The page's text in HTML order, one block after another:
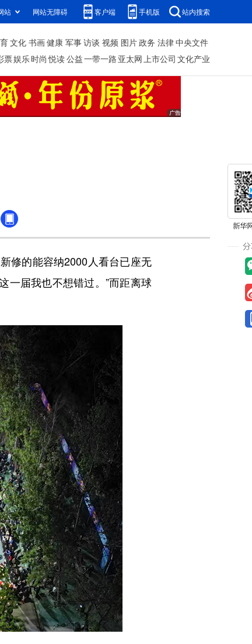
站 网站无障碍 客户端 手机版 站内搜索
文化 书画健康 军事访谈 视频 图片政务 法律中央文件
票娱乐时尚 悦读公益一带一路 亚太网上市公司 文化产业
修的能容纳2000人看台已座无
一届我也不想错过。”而距离球